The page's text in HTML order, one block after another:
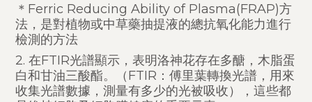
＊Ferric Reducing Ability of Plasma(FRAP)方
法，是對植物或中草藥抽提液的總抗氧化能力進行
檢測的方法
2. 在FTIR光譜顯示，表明洛神花存在多醣，木脂蛋
白和甘油三酸酯。（FTIR：傅里葉轉換光譜，用來
收集光譜數據，測量有多少的光被吸收），這些都